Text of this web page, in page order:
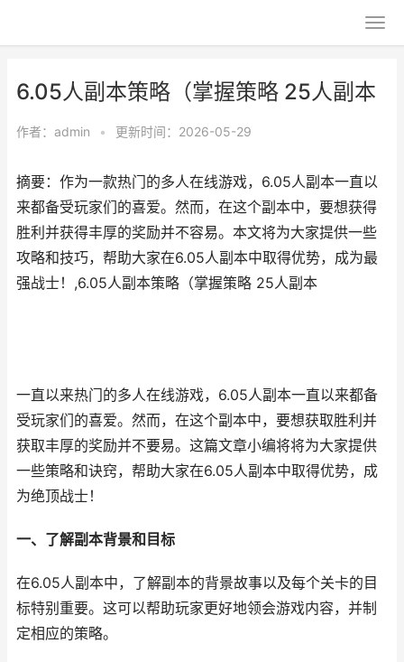
6.05人副本策略（掌握策略 25人副本
作者： admin • 更新时间：2026-05-29
摘要：作为一款热门的多人在线游戏，6.05人副本一直以
来都备受玩家们的喜爱。然而，在这个副本中，要想获得
胜利并获得丰厚的奖励并不容易。本文将为大家提供一些
攻略和技巧，帮助大家在6.05人副本中取得优势，成为最
强战士！,6.05人副本策略（掌握策略 25人副本
一直以来热门的多人在线游戏，6.05人副本一直以来都备
受玩家们的喜爱。然而，在这个副本中，要想获取胜利并
获取丰厚的奖励并不要易。这篇文章小编将将为大家提供
一些策略和诀窍，帮助大家在6.05人副本中取得优势，成
为绝顶战士！
一、了解副本背景和目标
在6.05人副本中，了解副本的背景故事以及每个关卡的目
标特别重要。这可以帮助玩家更好地领会游戏内容，并制
定相应的策略。